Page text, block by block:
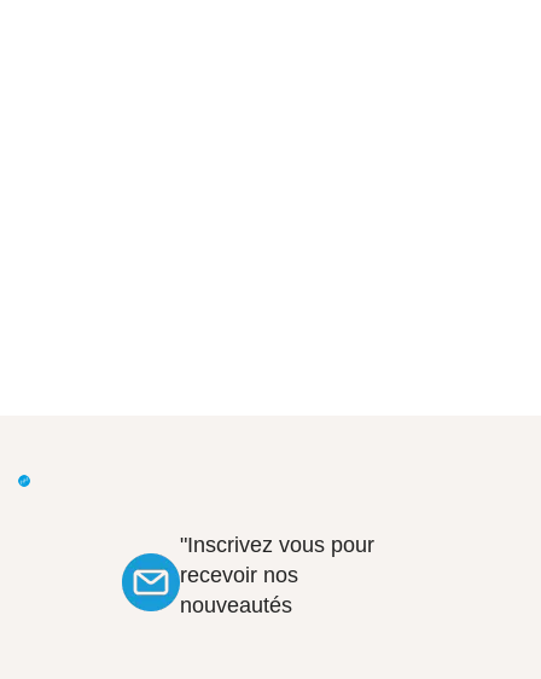
"Inscrivez vous pour
recevoir nos
nouveautés